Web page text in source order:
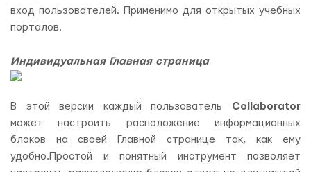
вход пользователей. Применимо для открытых учебных
порталов.
Индивидуальная Главная страница
В этой версии каждый пользователь Collaborator
может настроить расположение информационных
блоков на своей Главной странице так, как ему
удобно.Простой и понятный инструмент позволяет